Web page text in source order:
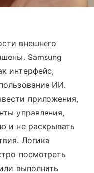
внешнего
Samsung
интерфейс,
ИИ.
приложения,
управления,
и не раскрывать
Логика
посмотреть
выполнить